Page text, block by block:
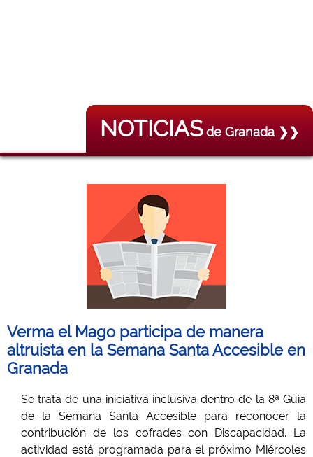
NOTICIASde Granada ❯❯
Verma el Mago participa de manera
altruista en la Semana Santa Accesible en
Granada
Se trata de una iniciativa inclusiva dentro de la 8ª Guía
de la Semana Santa Accesible para reconocer la
contribución de los cofrades con Discapacidad. La
actividad está programada para el próximo Miércoles